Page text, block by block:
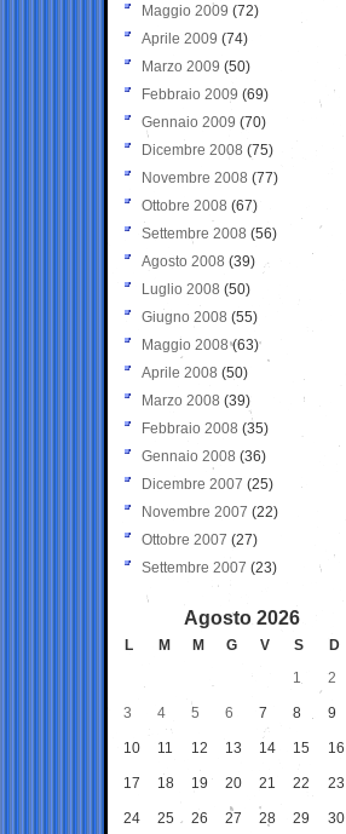
Maggio 2009 (72)
Aprile 2009 (74)
Marzo 2009 (50)
Febbraio 2009 (69)
Gennaio 2009 (70)
Dicembre 2008 (75)
Novembre 2008 (77)
Ottobre 2008 (67)
Settembre 2008 (56)
Agosto 2008 (39)
Luglio 2008 (50)
Giugno 2008 (55)
Maggio 2008(63)
Aprile 2008 (50)
Marzo 2008 (39)
Febbraio 2008 (35)
Gennaio 2008 (36)
Dicembre 2007 (25)
Novembre 2007 (22)
Ottobre 2007 (27)
Settembre 2007 (23)
Agosto 2026
L M M G V S
D
1
2
3 4 5 6 7 8 9
10 11 12 13 14 15 16
17 18 19 20 21 22 23
24 25 26 27 28 29 30